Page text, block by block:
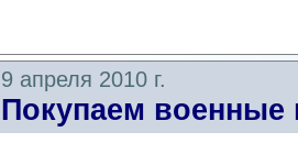
9 апреля 2010 г.
Покупаем военные